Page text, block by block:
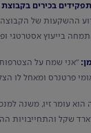
בכירים
ההשקעות של
"אני שמח על
פרטנרס ומאחל לו
עומר זיו, משנה